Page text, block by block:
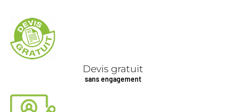
Devis gratuit
sans engagement